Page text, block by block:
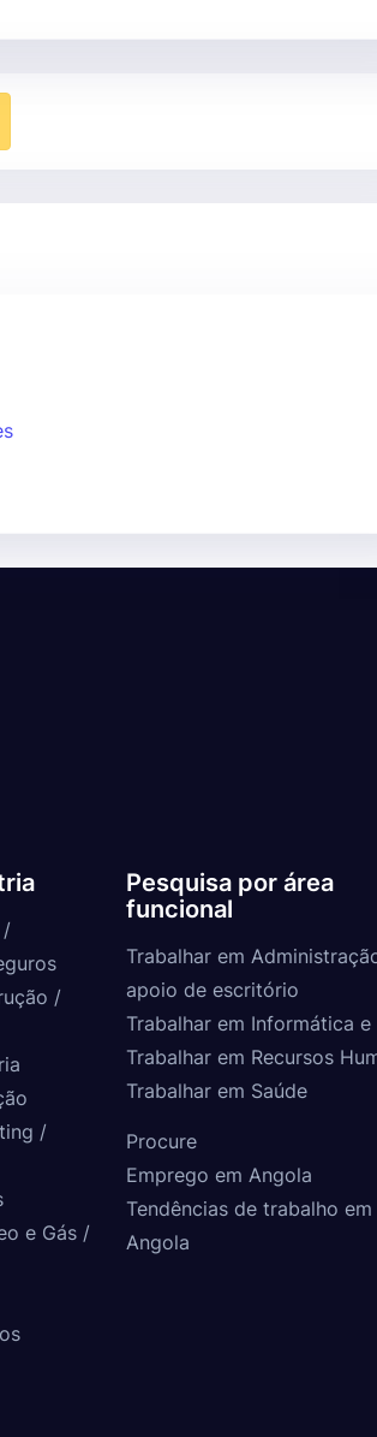
/
/
/
e Gás /
Pesquisa por área
funcional
Trabalhar em
apoio de escritório
Trabalhar em Informática e
Trabalhar em Recursos
Trabalhar em Saúde
Procure
Emprego em Angola
Tendências de trabalho em
Angola